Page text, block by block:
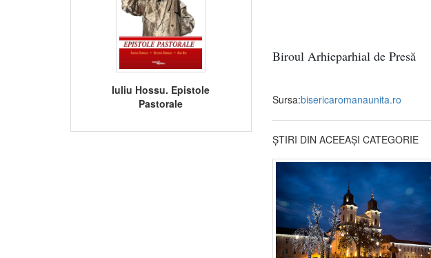
Iuliu Hossu. Epistole
Pastorale
Biroul Arhieparhial de Presă
Sursa:bisericaromanaunita.ro
ȘTIRI DIN ACEEAȘI CATEGORIE